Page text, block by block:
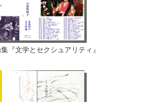
『文学とセクシュアリティ』